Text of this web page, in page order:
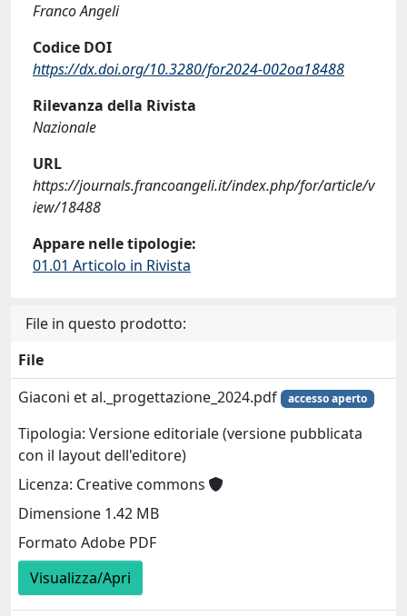
Franco Angeli
Codice DOI
https://dx.doi.org/10.3280/for2024-002oa18488
Rilevanza della Rivista
Nazionale
URL
https://journals.francoangeli.it/index.php/for/article/v
iew/18488
Appare nelle tipologie:
01.01 Articolo in Rivista
File in questo prodotto:
File
Giaconi et al._progettazione_2024.pdf
accesso aperto
Tipologia: Versione editoriale (versione pubblicata
con il layout dell'editore)
Licenza: Creative commons
Dimensione 1.42 MB
Formato Adobe PDF
Visualizza/Apri